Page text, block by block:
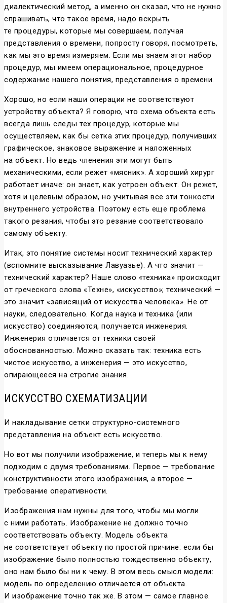
диалектический метод, а именно он сказал, что не нужно
спрашивать, что такое время, надо вскрыть
те процедуры, которые мы совершаем, получая
представления о времени, попросту говоря, посмотреть,
как мы это время измеряем. Если мы знаем этот набор
процедур, мы имеем операциональное, процедурное
содержание нашего понятия, представления о времени.
Хорошо, но если наши операции не соответствуют
устройству объекта? Я говорю, что схема объекта есть
всегда лишь следы тех процедур, которые мы
осуществляем, как бы сетка этих процедур, получивших
графическое, знаковое выражение и наложенных
на объект. Но ведь членения эти могут быть
механическими, если режет «мясник». А хороший хирург
работает иначе: он знает, как устроен объект. Он режет,
хотя и целевым образом, но учитывая все эти тонкости
внутреннего устройства. Поэтому есть еще проблема
такого резания, чтобы это резание соответствовало
самому объекту.
Итак, это понятие системы носит технический характер
(вспомните высказывание Лавуазье). А что значит —
технический характер? Наше слово «техника» происходит
от греческого слова «Техне», «искусство»; технический —
это значит «зависящий от искусства человека». Не от
науки, следовательно. Когда наука и техника (или
искусство) соединяются, получается инженерия.
Инженерия отличается от техники своей
обоснованностью. Можно сказать так: техника есть
чистое искусство, а инженерия — это искусство,
опирающееся на строгие знания.
ИСКУССТВО СХЕМАТИЗАЦИИ
И накладывание сетки структурно-системного
представления на объект есть искусство.
Но вот мы получили изображение, и теперь мы к нему
подходим с двумя требованиями. Первое — требование
конструктивности этого изображения, а второе —
требование оперативности.
Изображения нам нужны для того, чтобы мы могли
с ними работать. Изображение не должно точно
соответствовать объекту. Модель объекта
не соответствует объекту по простой причине: если бы
изображение было полностью тождественно объекту,
оно нам было бы ни к чему. В этом весь смысл модели:
модель по определению отличается от объекта.
И изображение точно так же. В этом — самое главное.